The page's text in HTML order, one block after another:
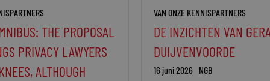
THE PROPOSAL
PRIVACY LAWYERS
ALTHOUGH
VAN ONZE KENNISPARTNERS
DE INZICHTEN VAN
DUIJVENVOORDE
16 juni 2026 NGB